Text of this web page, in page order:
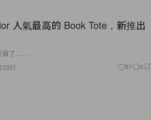
人氣最高的 Book Tote，新推出
貨了……
23日 57 0